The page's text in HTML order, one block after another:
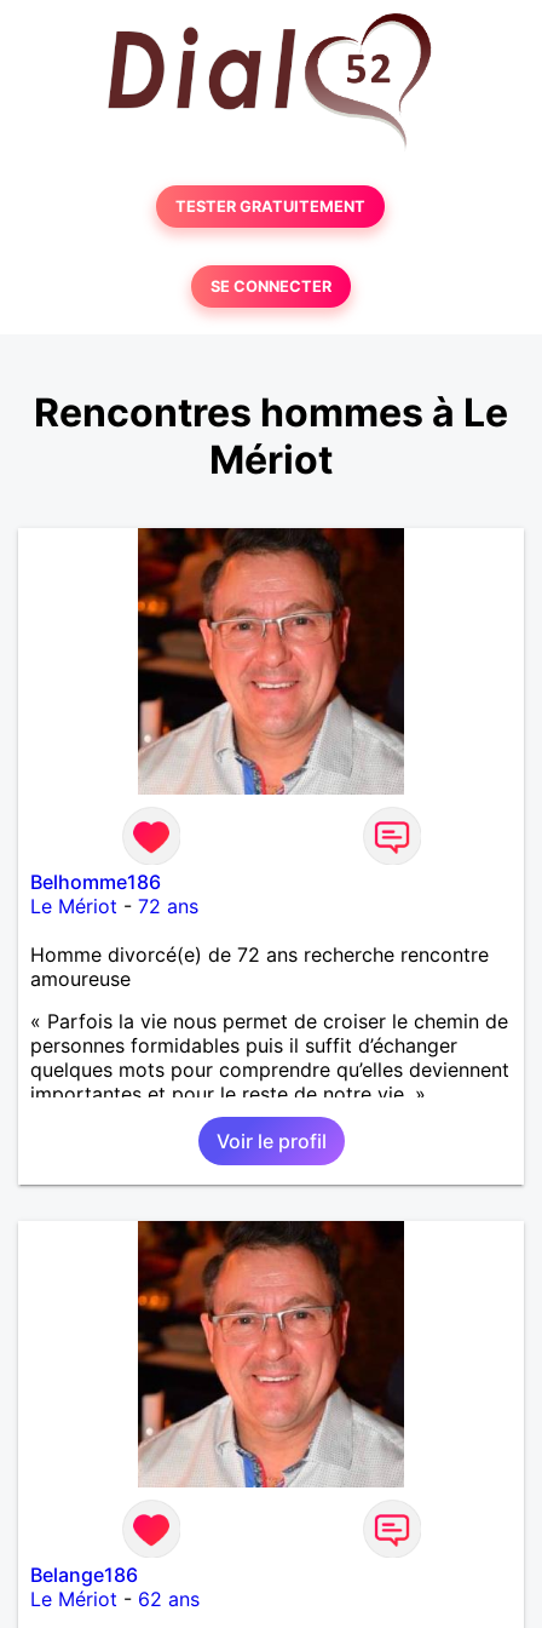
TESTER GRATUITEMENT
SE CONNECTER
Rencontres hommes à Le
Mériot
Belhomme186
Le Mériot - 72 ans
Homme divorcé(e) de 72 ans recherche rencontre
amoureuse
« Parfois la vie nous permet de croiser le chemin de
personnes formidables puis il suffit d’échanger
quelques mots pour comprendre qu’elles deviennent
importantes et pour le reste de notre vie. »
Voir le profil
Belange186
Le Mériot - 62 ans